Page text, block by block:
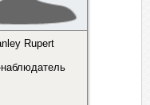
Rupert